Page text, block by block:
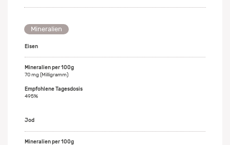
Mineralien
Eisen
70 mg (Milligramm)
495%
Jod